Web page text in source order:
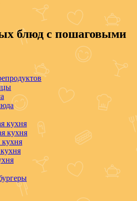
блюд с пошаговыми
кухня
кухня
кухня